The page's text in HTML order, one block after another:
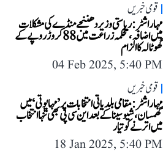
قومی خبریں
مہاراشٹر: ریاستی وزیر دھننجے منڈے کی مشکلات
میں اضافہ، محکمہ زراعت میں 88 کروڑ روپے کے
گھوٹالہ کا الزام
04 Feb 2025, 5:40 PM
قومی خبریں
مہاراشٹر: مقامی بلدیاتی انتخابات پر ’مہایوتی‘ میں
گھمسان، شیوسینا کے بعد این سی پی بھی تنہا انتخاب
میں اترنے کو تیار
18 Jan 2025, 5:40 PM